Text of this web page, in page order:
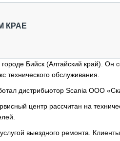
МЕРОПРИЯТИЯ
КРАЕ
Бийск (Алтайский край). Он
технического обслуживания.
дистрибьютор Scania ООО
центр рассчитан на
выездного ремонта.